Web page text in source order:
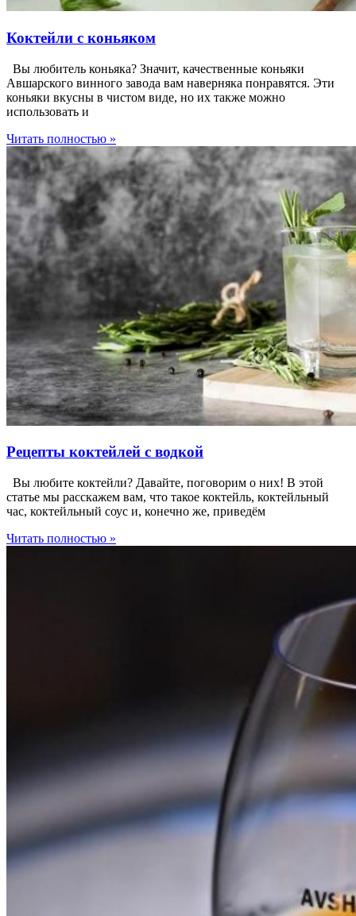
Коктейли с коньяком
Вы любитель коньяка? Значит, качественные коньяки
Авшарского винного завода вам наверняка понравятся. Эти
коньяки вкусны в чистом виде, но их также можно
использовать и
Читать полностью »
Рецепты коктейлей с водкой
Вы любите коктейли? Давайте, поговорим о них! В этой
статье мы расскажем вам, что такое коктейль, коктейльный
час, коктейльный соус и, конечно же, приведём
Читать полностью »